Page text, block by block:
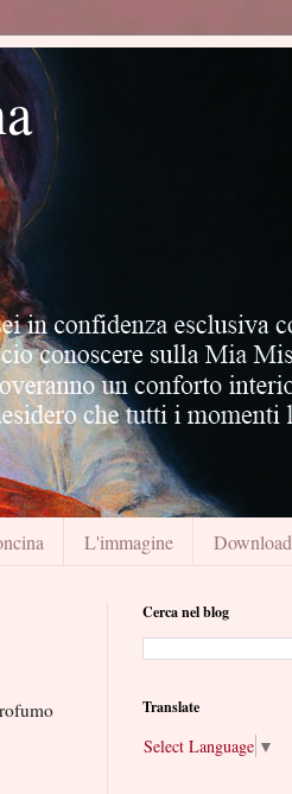
L'immagine Download
Cerca nel blog
Translate
Select Language ▼